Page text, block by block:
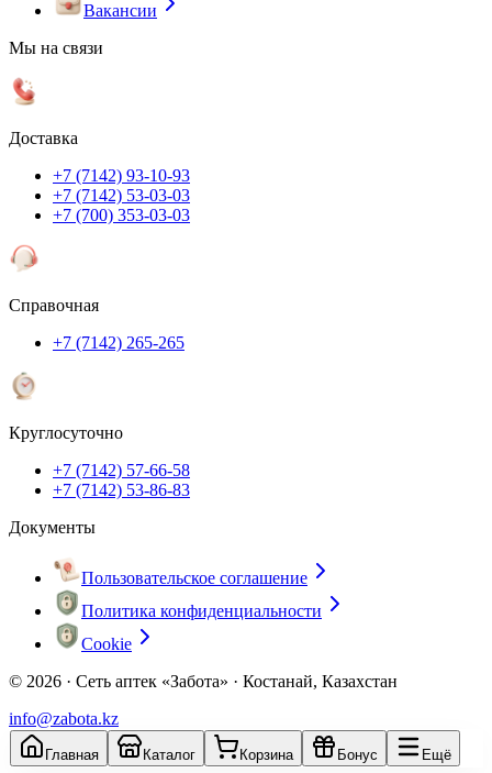
Вакансии
Мы на связи
Доставка
+7 (7142) 93-10-93
+7 (7142) 53-03-03
+7 (700) 353-03-03
Справочная
+7 (7142) 265-265
Круглосуточно
+7 (7142) 57-66-58
+7 (7142) 53-86-83
Документы
Пользовательское соглашение
Политика конфиденциальности
Cookie
© 2026 · Сеть аптек «Забота» · Костанай, Казахстан
info@zabota.kz
Главная Каталог Корзина Бонус Ещё